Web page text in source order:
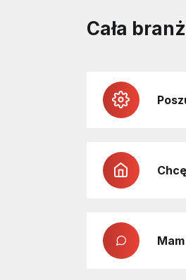
Cała